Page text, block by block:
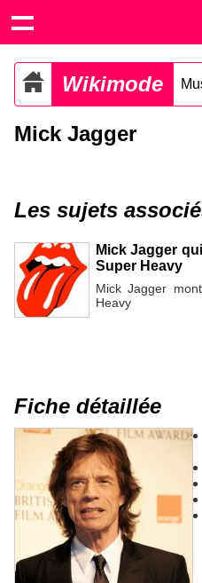
Wikimode
Mick Jagger
Les sujets
Mick Jagger
Super Heavy
Mick Jagger
Heavy
Fiche détaillée